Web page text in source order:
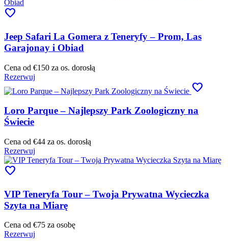
favorite
Jeep Safari La Gomera z Teneryfy – Prom, Las
Garajonay i Obiad
Cena od €150 za os. dorosłą
Rezerwuj
favorite
Loro Parque – Najlepszy Park Zoologiczny na
Świecie
Cena od €44 za os. dorosłą
Rezerwuj
favorite
VIP Teneryfa Tour – Twoja Prywatna Wycieczka
Szyta na Miarę
Cena od €75 za osobę
Rezerwuj